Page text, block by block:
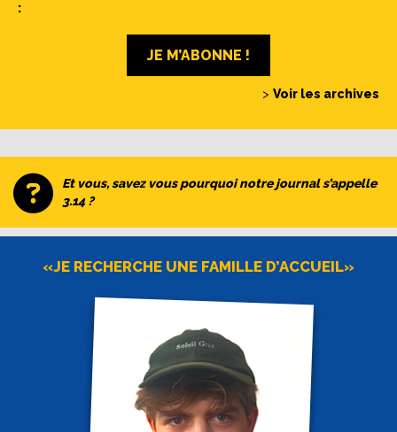
:
JE M’ABONNE !
> Voir les archives
Et vous, savez vous pourquoi notre journal s’appelle
3.14 ?
«JE RECHERCHE UNE FAMILLE D’ACCUEIL»